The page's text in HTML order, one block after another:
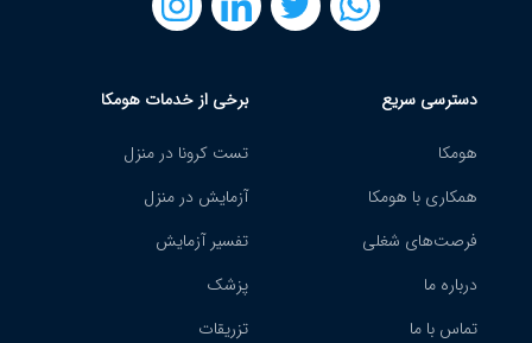
دسترسی سریع
هومکا
همکاری با هومکا
فرصت‌های شغلی
درباره ما
تماس با ما
برخی از خدمات هومکا
تست کرونا در منزل
آزمایش در منزل
تفسیر آزمایش
پزشک
تزریقات